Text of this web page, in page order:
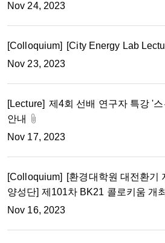
Nov 24, 2023
[Colloquium]
[City Energy Lab
Nov 23, 2023
[Lecture] 제4회 선배 연구자 특강 '
안내
Nov 17, 2023
[Colloquium]
[환경대학원 대전환기
양성단] 제101차 BK21 콜로키움 개
Nov 16, 2023